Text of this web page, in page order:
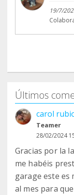
19/7/
Últimos
carol
Teamer
28/02/2024
Gracias por la
me habéis
garage este es
al mes para